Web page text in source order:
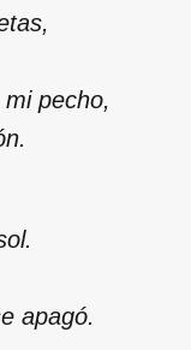
pecho,
apagó.